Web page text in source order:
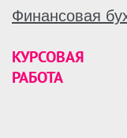
Финансовая
КУРСОВАЯ
РАБОТА